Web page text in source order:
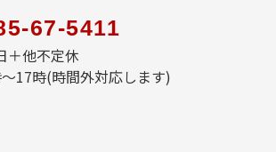
67-5411
＋他不定休
17時(時間外対応します)